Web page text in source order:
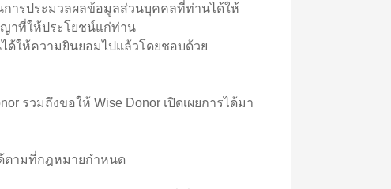
รประมวลผลข้อมูลส่วนบุคคลที่ท่านได้ให้
าที่ให้ประโยชน์แก่ท่าน
ห้ความยินยอมไปแล้วโดยชอบด้วย
มถึงขอให้ Wise Donor เปิดเผยการได้มา
ามที่กฎหมายกำหนด